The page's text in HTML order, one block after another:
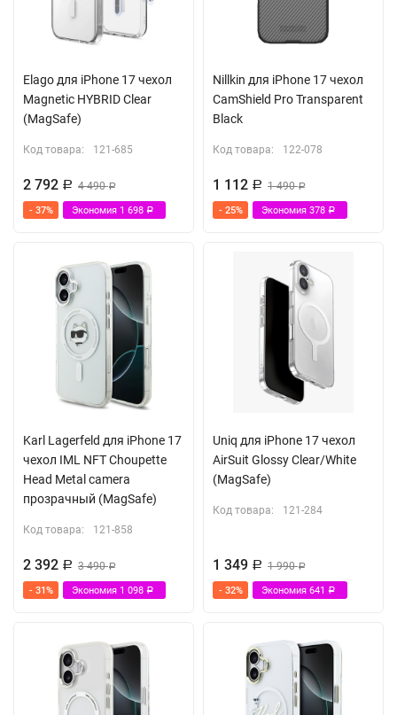
Elago для iPhone 17 чехол
Magnetic HYBRID Clear
(MagSafe)
Код товара: 121-685
2 792 Р 4 490Р
- 37% Экономия 1 698 Р
Nillkin для iPhone 17 чехол
CamShield Pro Transparent
Black
Код товара: 122-078
1 112 Р 1 490Р
- 25% Экономия 378 Р
Karl Lagerfeld для iPhone 17
чехол IML NFT Choupette
Head Metal camera
прозрачный (MagSafe)
Код товара: 121-858
2 392 Р 3 490Р
- 31% Экономия 1 098 Р
Uniq для iPhone 17 чехол
AirSuit Glossy Clear/White
(MagSafe)
Код товара: 121-284
1 349 Р 1 990Р
- 32% Экономия 641 Р